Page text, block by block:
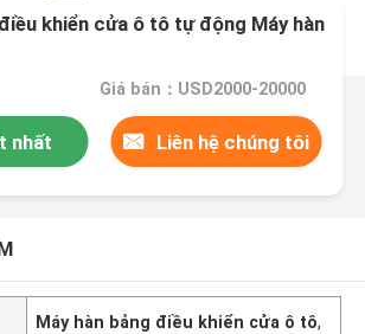
khiển cửa ô tô tự động Máy hàn
Giá bán：USD2000-20000
nhất Liên hệ chúng tôi
Máy hàn bảng điều khiển cửa ô tô,